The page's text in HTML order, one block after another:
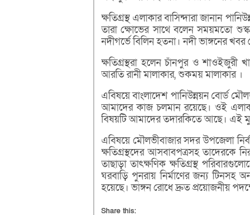
ক্ষতিগ্রস্থ এলাকার বাসিন্দারা জানান
তারা ক্ষোভের সাথে বলেন সময়মতো
নদীগর্ভে বিলিন হতনা। নদী ভাঙ্গনের
ক্ষতিগ্রস্থরা হলেন চাঁনপুর ও শাওইজুরী
আরতি রানী মালাকার, শুকময় মালাকার ।
এবিষয়ে বাংলাদেশ পানিউন্নয়ন বোর্ড
আমাদের কাজ চলমান রয়েছে। ওই
বিষয়টি আমাদের তদারকিতে আছে। এই
এবিষয়ে মৌলভীবাজার সদর উপজেলা
ক্ষতিগ্রস্থদের আসবাবপত্রসহ তাদেরকে
তাছাড়া তাৎক্ষণিক ক্ষতিগ্রস্থ
ঘরবাড়ি পুনরায় নির্মাণের জন্য টিনসহ
হয়েছে। ভাঙ্গন রোধে দ্রুত প্রয়োজনীয়
Share this: